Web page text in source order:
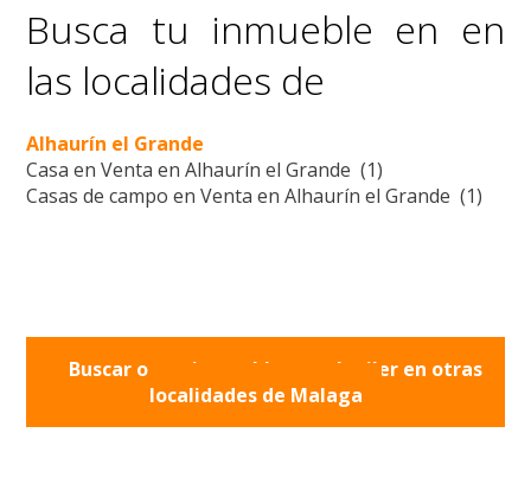
Busca tu inmueble en en
las localidades de
Alhaurín el Grande
Casa en Venta en Alhaurín el Grande (1)
Casas de campo en Venta en Alhaurín el Grande (1)
Buscar otros inmuebles en alquiler en otras
localidades de Malaga